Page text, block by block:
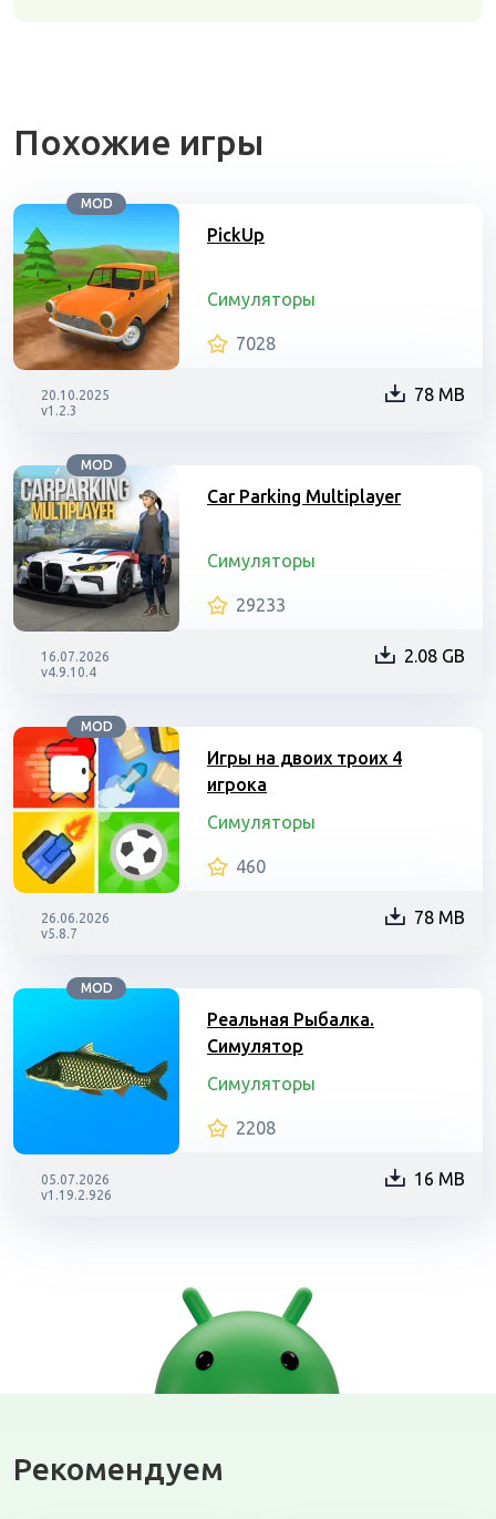
Похожие игры
MOD
PickUp
Симуляторы
7028
20.10.2025
v1.2.3
78 MB
MOD
Car Parking Multiplayer
Симуляторы
29233
16.07.2026
v4.9.10.4
2.08 GB
MOD
Игры на двоих троих 4
игрока
Симуляторы
460
26.06.2026
v5.8.7
78 MB
MOD
Реальная Рыбалка.
Симулятор
Симуляторы
2208
05.07.2026
v1.19.2.926
16 MB
Рекомендуем